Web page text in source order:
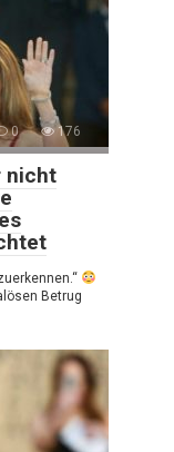
0 176
nicht
Betrug